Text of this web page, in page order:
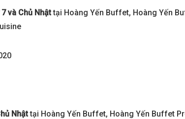
và Chủ Nhậttại Hoàng Yến Buffet, Hoàng Yến
Nhậttại Hoàng Yến Buffet, Hoàng Yến Buffet